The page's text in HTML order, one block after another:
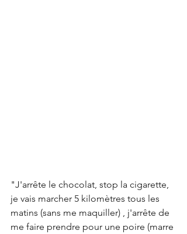
"J'arrête le chocolat, stop la cigarette,
je vais marcher 5 kilomètres tous les
matins (sans me maquiller) , j'arrête de
me faire prendre pour une poire (marre